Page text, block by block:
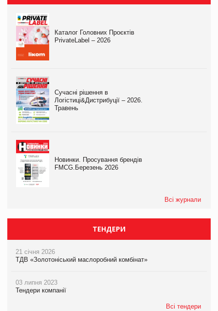
Каталог Головних Проєктів
PrivateLabel – 2026
Сучасні рішення в
Логістиці&Дистрибуції – 2026.
Травень
Новинки. Просування брендів
FMCG.Березень 2026
Всі журнали
ТЕНДЕРИ
21 січня 2026
ТДВ «Золотоніський маслоробний комбінат»
03 липня 2023
Тендери компанії
Всі тендери